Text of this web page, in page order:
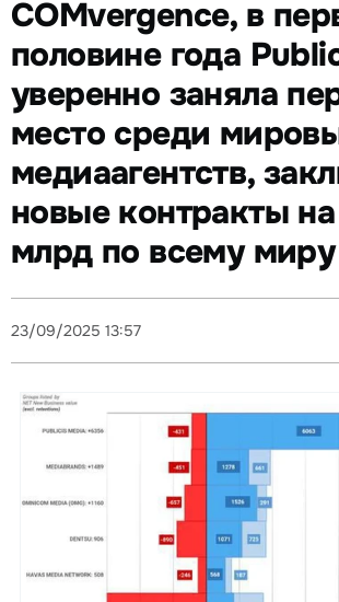
COMvergence, в
половине года
уверенно заняла
место среди
медиаагентств,
новые контракты
млрд по всему миру
23/09/2025 13:57